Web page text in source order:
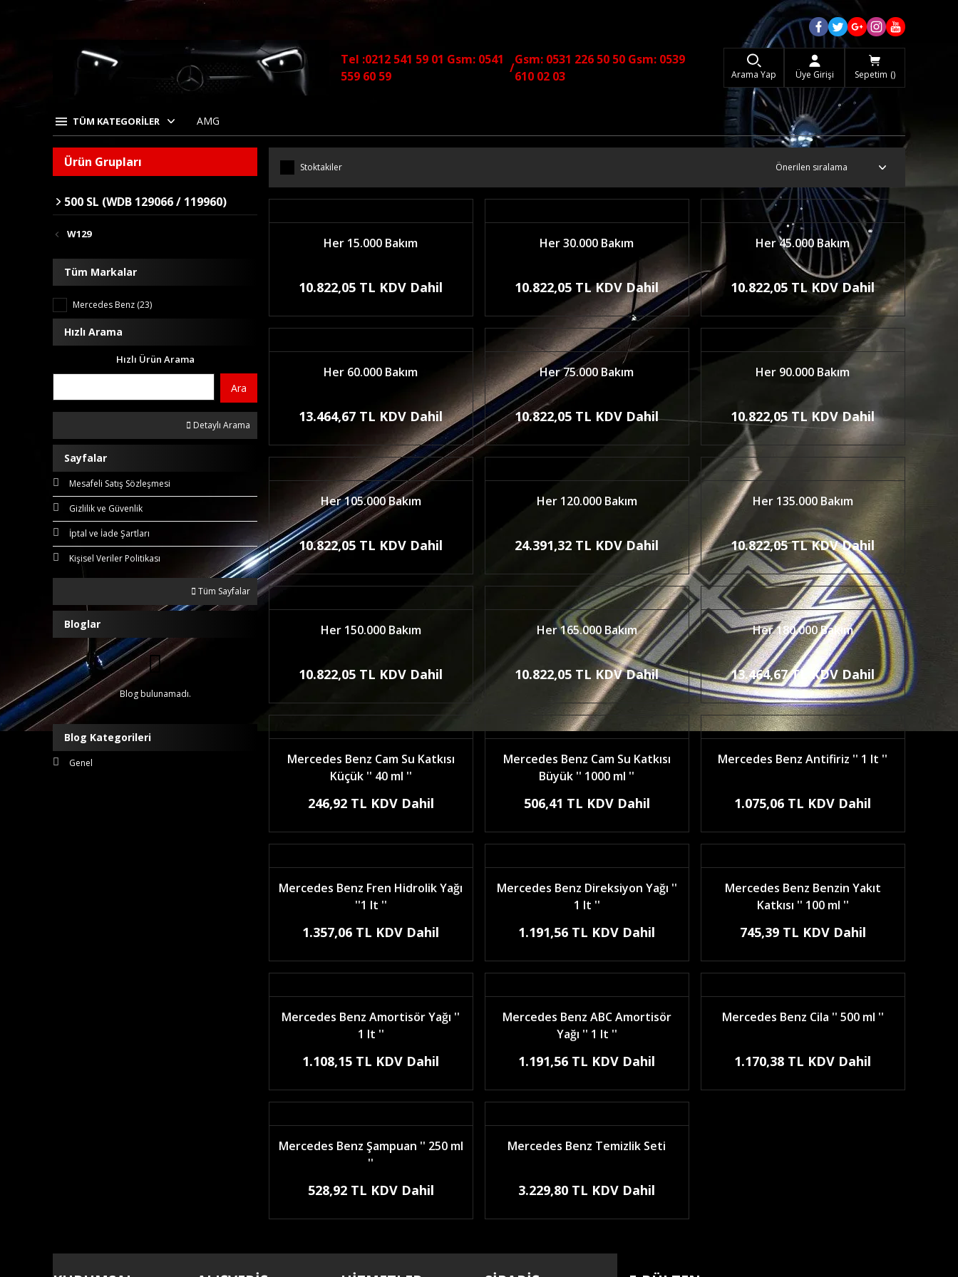
Tel :0212 541 59 01 Gsm: 0541
559 60 59
/
Gsm: 0531 226 50 50 Gsm: 0539
610 02 03
Arama Yap Üye Girişi Sepetim
TÜM KATEGORİLER AMG
Ürün Grupları
500 SL (WDB 129066 / 119960)
W129
Tüm Markalar
Mercedes Benz (23)
Hızlı Arama
Hızlı Ürün Arama
Ara
Detaylı Arama
Sayfalar
Mesafeli Satış Sözleşmesi
Gizlilik ve Güvenlik
İptal ve İade Şartları
Kişisel Veriler Politikası
Tüm Sayfalar
Bloglar
Blog bulunamadı.
Blog Kategorileri
Genel
Stoktakiler
Her 15.000 Bakım
10.822,05 TL KDV Dahil
Her 30.000 Bakım
10.822,05 TL KDV Dahil
Her 45.000 Bakım
10.822,05 TL KDV Dahil
Her 60.000 Bakım
13.464,67 TL KDV Dahil
Her 75.000 Bakım
10.822,05 TL KDV Dahil
Her 90.000 Bakım
10.822,05 TL KDV Dahil
Her 105.000 Bakım
10.822,05 TL KDV Dahil
Her 120.000 Bakım
24.391,32 TL KDV Dahil
Her 135.000 Bakım
10.822,05 TL KDV Dahil
Her 150.000 Bakım
10.822,05 TL KDV Dahil
Her 165.000 Bakım
10.822,05 TL KDV Dahil
Her 180.000 Bakım
13.464,67 TL KDV Dahil
Mercedes Benz Cam Su Katkısı
Küçük '' 40 ml ''
246,92 TL KDV Dahil
Mercedes Benz Cam Su Katkısı
Büyük '' 1000 ml ''
506,41 TL KDV Dahil
Mercedes Benz Antifiriz '' 1 lt ''
1.075,06 TL KDV Dahil
Mercedes Benz Fren Hidrolik Yağı
''1 lt ''
1.357,06 TL KDV Dahil
Mercedes Benz Direksiyon Yağı ''
1 lt ''
1.191,56 TL KDV Dahil
Mercedes Benz Benzin Yakıt
Katkısı '' 100 ml ''
745,39 TL KDV Dahil
Mercedes Benz Amortisör Yağı ''
1 lt ''
1.108,15 TL KDV Dahil
Mercedes Benz ABC Amortisör
Yağı '' 1 lt ''
1.191,56 TL KDV Dahil
Mercedes Benz Cila '' 500 ml ''
1.170,38 TL KDV Dahil
Mercedes Benz Şampuan '' 250 ml
''
528,92 TL KDV Dahil
Mercedes Benz Temizlik Seti
3.229,80 TL KDV Dahil